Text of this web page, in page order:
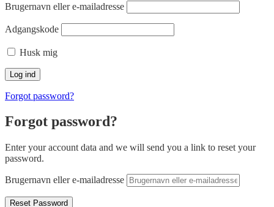
Brugernavn eller e-mailadresse
Adgangskode
Husk mig
Forgot password?
Forgot password?
Enter your account data and we will send you a link to reset your
password.
Brugernavn eller e-mailadresse